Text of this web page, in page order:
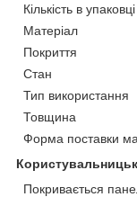
Кількість в упаковці
Матеріал
Покриття
Стан
Тип використання
Товщина
Форма поставки
Покривається